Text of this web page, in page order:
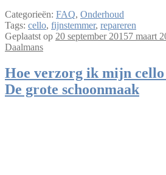
Categorieën: FAQ, Onderhoud
Tags: cello, fijnstemmer, repareren
Geplaatst op 20 september 20157 maart
Daalmans
Hoe verzorg ik mijn cello
De grote schoonmaak